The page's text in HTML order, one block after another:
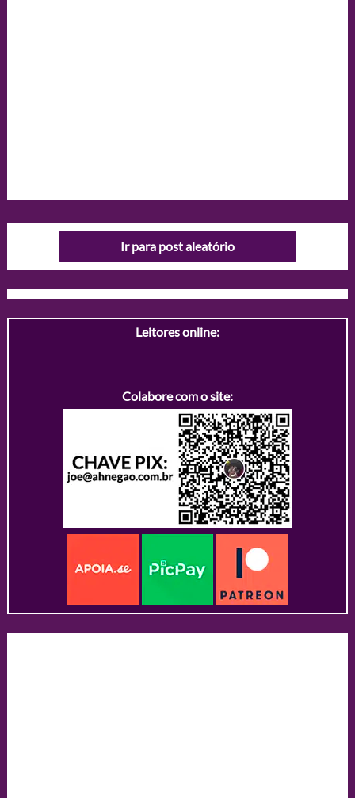
Ir para post aleatório
Leitores online:
Colabore com o site: